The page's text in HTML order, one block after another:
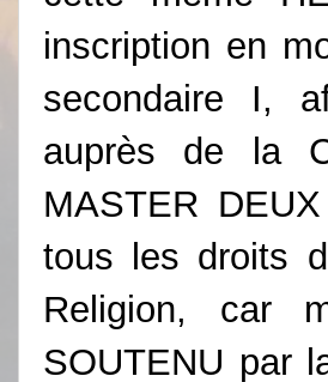
inscription en
secondaire I,
auprès de la
MASTER
tous les droits
Religion, car
SOUTENU par